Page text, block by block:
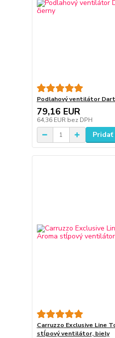
Podlahový ventilátor
79,16 EUR
64,36 EUR bez DPH
Pridať
Carruzzo Exclusive Line
stĺpový ventilátor, biely